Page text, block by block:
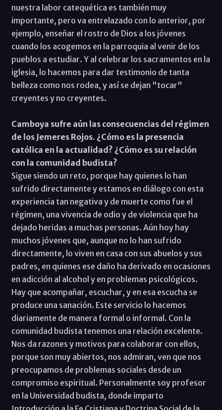
nuestra labor catequética es también muy
importante, pero va entrelazado con lo anterior, por
ejemplo, enseñar el rostro de Dios a los jóvenes
cuando los acogemos en la parroquia al venir de los
pueblos a estudiar. Y al celebrar los sacramentos en la
iglesia, lo hacemos para dar testimonio de tanta
belleza como nos rodea, y así se dejan "tocar"
creyentes y no creyentes.
Camboya sufre aún las consecuencias del régimen
de los Jemeres Rojos. ¿Cómo es la presencia
católica en la actualidad? ¿Cómo es su relación
con la comunidad budista?
Sigue siendo un reto, porque hay quienes lo han
sufrido directamente y estamos en diálogo con esta
experiencia tan negativa y de muerte como fue el
régimen, una vivencia de odio y de violencia que ha
dejado heridas a muchas personas. Aún hoy hay
muchos jóvenes que, aunque no lo han sufrido
directamente, lo viven en casa con sus abuelos y sus
padres, en quienes ese daño ha derivado en ocasiones
en adicción al alcohol y en problemas psicológicos.
Hay que acompañar, escuchar, y en esa escucha se
produce una sanación. Este servicio lo hacemos
diariamente de manera formal o informal. Con la
comunidad budista tenemos una relación excelente.
Nos da razones y motivos para colaborar con ellos,
porque son muy abiertos, nos admiran, ven que nos
preocupamos de problemas sociales desde un
compromiso espiritual. Personalmente soy profesor
en la Universidad budista, donde imparto